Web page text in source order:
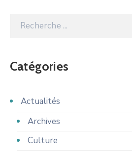
Catégories
Actualités
Archives
Culture